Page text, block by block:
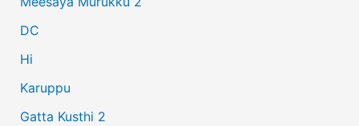
o
r
:
DC
Hi
Karuppu
Gatta Kusthi 2